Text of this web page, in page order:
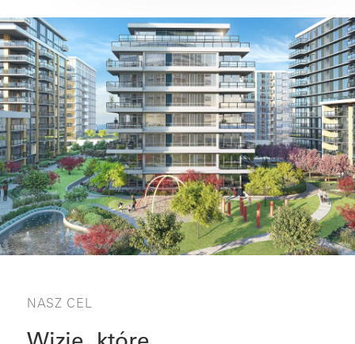
NASZ CEL